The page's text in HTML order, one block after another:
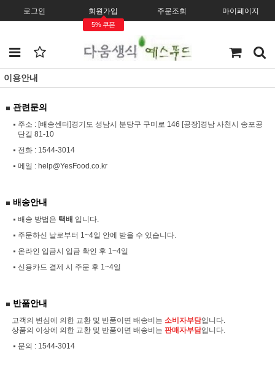
로그인 회원가입
5% 쿠폰
주문조회 마이페이지
이용안내
관련문의
주소 : [배송센터]경기도 성남시 분당구 구미로 146 [공장]경남 사천시 송포공
단길 81-10
전화 : 1544-3014
메일 : help@YesFood.co.kr
배송안내
배송 방법은 택배 입니다.
주문하신 날로부터 1~4일 안에 받을 수 있습니다.
온라인 입금시 입금 확인 후 1~4일
신용카드 결제 시 주문 후 1~4일
반품안내
고객의 변심에 의한 교환 및 반품이면 배송비는 소비자부담입니다.
상품의 이상에 의한 교환 및 반품이면 배송비는 판매자부담입니다.
문의 : 1544-3014